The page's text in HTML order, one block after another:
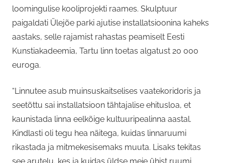
loomingulise kooliprojekti raames. Skulptuur
paigaldati Ülejõe parki ajutise installatsioonina kaheks
aastaks, selle rajamist rahastas peamiselt Eesti
Kunstiakadeemia, Tartu linn toetas algatust 20 000
euroga.
“Linnutee asub muinsuskaitselises vaatekoridoris ja
seetõttu sai installatsioon tähtajalise ehitusloa, et
kaunistada linna eelkõige kultuuripealinna aastal.
Kindlasti oli tegu hea näitega, kuidas linnaruumi
rikastada ja mitmekesisemaks muuta. Lisaks tekitas
see arutelu, kes ja kuidas üldse meie ühist ruumi